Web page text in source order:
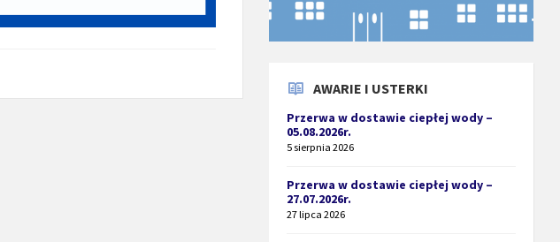
AWARIE I USTERKI
Przerwa w dostawie ciepłej wody –
05.08.2026r.
5 sierpnia 2026
Przerwa w dostawie ciepłej wody –
27.07.2026r.
27 lipca 2026